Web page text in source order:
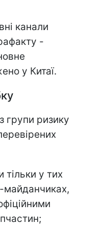
канали
-
у Китаї.
групи ризику
тільки у тих
майданчиках,